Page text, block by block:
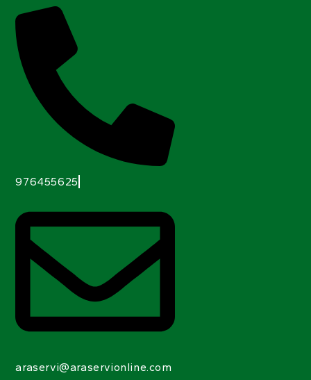
976455625
araservi@araservionline.com